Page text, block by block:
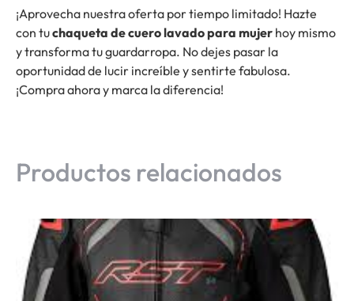
¡Aprovecha nuestra oferta por tiempo limitado! Hazte
con tuchaqueta de cuero lavado para mujer hoy mismo
y transforma tu guardarropa. No dejes pasar la
oportunidad de lucir increíble y sentirte fabulosa.
¡Compra ahora y marca la diferencia!
Productos relacionados